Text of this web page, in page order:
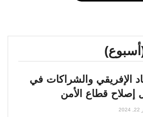
(أسبوع)
الإفريقي والشراكات في
إصلاح قطاع الأمن